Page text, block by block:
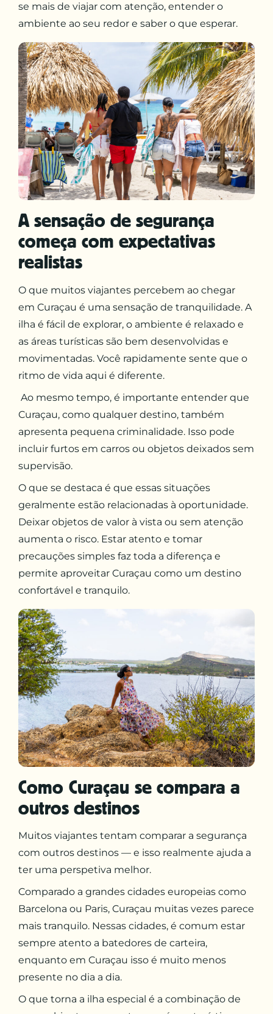
se mais de viajar com atenção, entender o
ambiente ao seu redor e saber o que esperar.
A sensação de segurança
começa com expectativas
realistas
O que muitos viajantes percebem ao chegar
em Curaçau é uma sensação de tranquilidade. A
ilha é fácil de explorar, o ambiente é relaxado e
as áreas turísticas são bem desenvolvidas e
movimentadas. Você rapidamente sente que o
ritmo de vida aqui é diferente.
Ao mesmo tempo, é importante entender que
Curaçau, como qualquer destino, também
apresenta pequena criminalidade. Isso pode
incluir furtos em carros ou objetos deixados sem
supervisão.
O que se destaca é que essas situações
geralmente estão relacionadas à oportunidade.
Deixar objetos de valor à vista ou sem atenção
aumenta o risco. Estar atento e tomar
precauções simples faz toda a diferença e
permite aproveitar Curaçau como um destino
confortável e tranquilo.
Como Curaçau se compara a
outros destinos
Muitos viajantes tentam comparar a segurança
com outros destinos — e isso realmente ajuda a
ter uma perspetiva melhor.
Comparado a grandes cidades europeias como
Barcelona ou Paris, Curaçau muitas vezes parece
mais tranquilo. Nessas cidades, é comum estar
sempre atento a batedores de carteira,
enquanto em Curaçau isso é muito menos
presente no dia a dia.
O que torna a ilha especial é a combinação de